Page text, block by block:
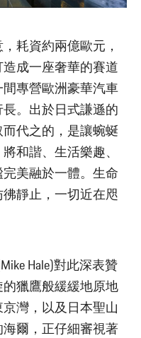
耗資約兩億歐元，
成一座奢華的賽道
專營歐洲豪華汽車
。出於日式謙遜的
代之的，是讓蜿蜒
和諧、生活樂趣、
美融於一體。生命
靜止，一切近在咫
Hale)對此深表贊
獵鷹般緩緩地原地
灣，以及日本聖山
爾，正仔細審視著